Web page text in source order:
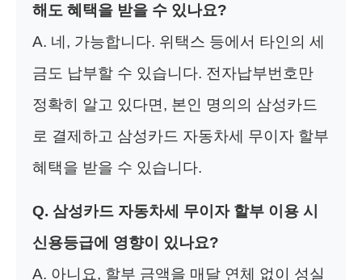
해도 혜택을 받을 수 있나요?
A. 네, 가능합니다. 위택스 등에서 타인의 세
금도 납부할 수 있습니다. 전자납부번호만
정확히 알고 있다면, 본인 명의의 삼성카드
로 결제하고 삼성카드 자동차세 무이자 할부
혜택을 받을 수 있습니다.
Q. 삼성카드 자동차세 무이자 할부 이용 시
신용등급에 영향이 있나요?
A. 아니요, 할부 금액을 매달 연체 없이 성실